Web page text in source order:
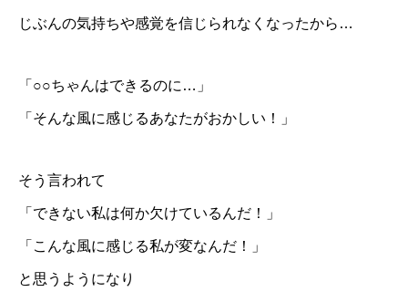
じぶんの気持ちや感覚を信じられなくなったから…
「○○ちゃんはできるのに…」
「そんな風に感じるあなたがおかしい！」
そう言われて
「できない私は何か欠けているんだ！」
「こんな風に感じる私が変なんだ！」
と思うようになり